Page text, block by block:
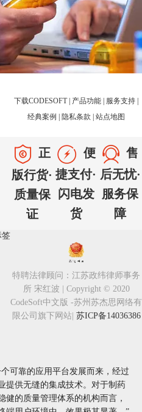
签
可靠的应用平台发展而来，经过
提供无缝的集成技术。对于制药
健的质量管理体系的机构而言，
下载CODESOFT 产品功能 服务支持
经典案例
隐私条款 站点地图
正
版行货·
质量保
证
便
捷支付·
闪电发
货
售
后无忧·
服务保
障
特聘法律顾问：江苏政纬律师事务
所 宋红波 | Copyright © 2020
CodeSoft中文版 -苏州苏杰思网络有
限公司旗下网站| 苏ICP备14036386